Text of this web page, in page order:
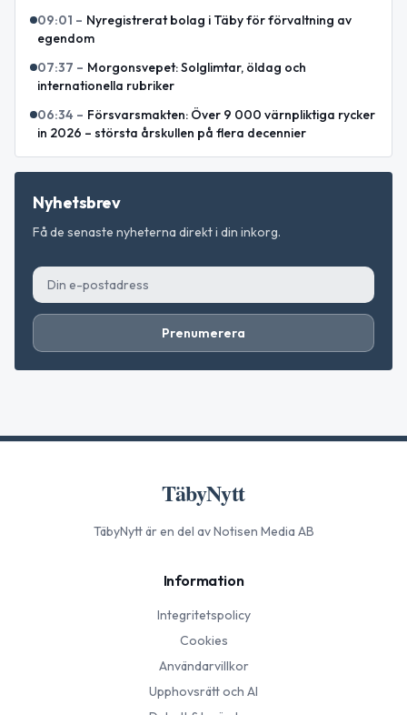
09:01 – Nyregistrerat bolag i Täby för förvaltning av
egendom
07:37 – Morgonsvepet: Solglimtar, öldag och
internationella rubriker
06:34 – Försvarsmakten: Över 9 000 värnpliktiga rycker
in 2026 – största årskullen på flera decennier
Nyhetsbrev
Få de senaste nyheterna direkt i din inkorg.
Prenumerera
TäbyNytt
TäbyNyttär en del av Notisen Media AB
Information
Integritetspolicy
Cookies
Användarvillkor
Upphovsrätt och AI